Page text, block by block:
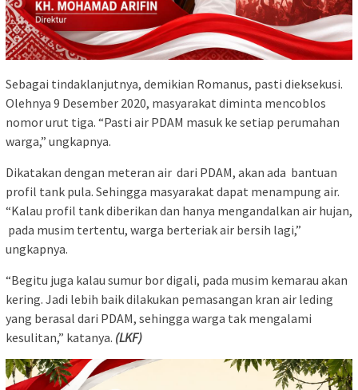
Sebagai tindaklanjutnya, demikian Romanus, pasti dieksekusi.
Olehnya 9 Desember 2020, masyarakat diminta mencoblos
nomor urut tiga. “Pasti air PDAM masuk ke setiap perumahan
warga,” ungkapnya.
Dikatakan dengan meteran air dari PDAM, akan ada bantuan
profil tank pula. Sehingga masyarakat dapat menampung air.
“Kalau profil tank diberikan dan hanya mengandalkan air hujan,
pada musim tertentu, warga berteriak air bersih lagi,”
ungkapnya.
“Begitu juga kalau sumur bor digali, pada musim kemarau akan
kering. Jadi lebih baik dilakukan pemasangan kran air leding
yang berasal dari PDAM, sehingga warga tak mengalami
kesulitan,” katanya. (LKF)